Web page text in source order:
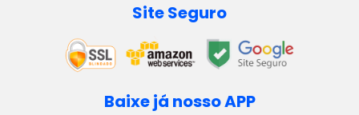
Site Seguro
Baixe já nosso APP